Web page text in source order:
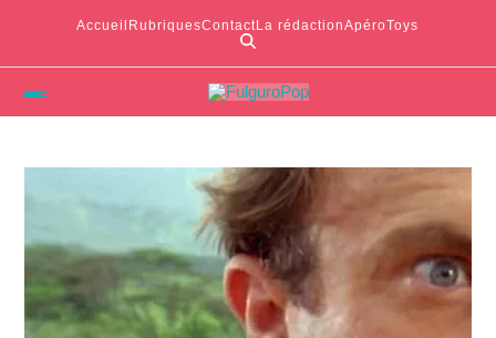
Accueil RubriquesContactLa rédactionApéroToys